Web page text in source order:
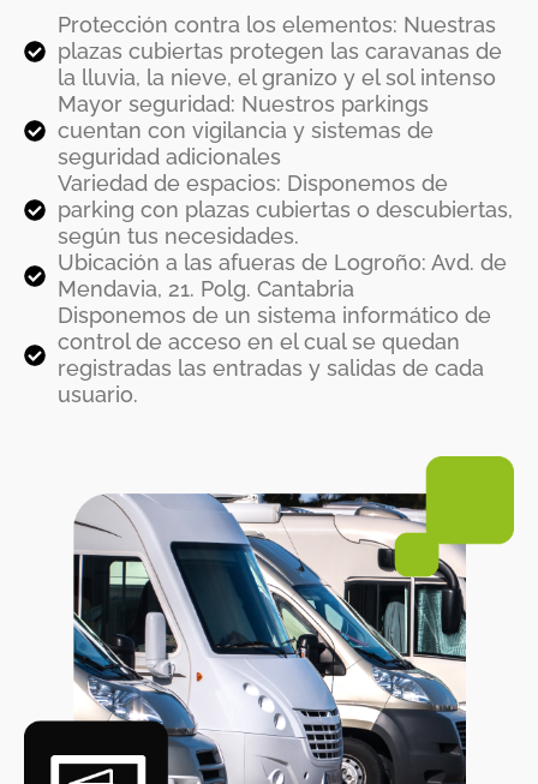
Protección contra los elementos: Nuestras
plazas cubiertas protegen las caravanas de
la lluvia, la nieve, el granizo y el sol intenso
Mayor seguridad: Nuestros parkings
cuentan con vigilancia y sistemas de
seguridad adicionales
Variedad de espacios: Disponemos de
parking con plazas cubiertas o descubiertas,
según tus necesidades.
Ubicación a las afueras de Logroño: Avd. de
Mendavia, 21. Polg. Cantabria
Disponemos de un sistema informático de
control de acceso en el cual se quedan
registradas las entradas y salidas de cada
usuario.